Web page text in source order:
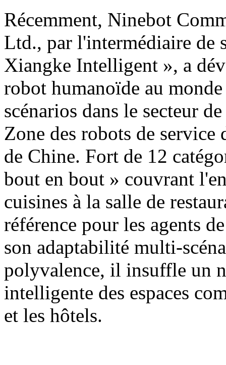
Récemment, Ninebot
Ltd., par l'intermédiaire de
Xiangke Intelligent », a
robot humanoïde au
scénarios dans le secteur
Zone des robots de
de Chine. Fort de 12
bout en bout » couvrant
cuisines à la salle de
référence pour les agents
son adaptabilité multi-
polyvalence, il insuffle un
intelligente des espaces
et les hôtels.